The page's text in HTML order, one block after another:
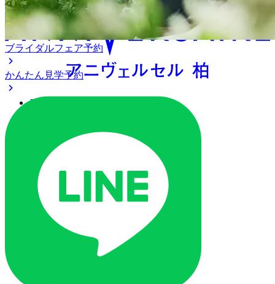
アクセス
ご列席の皆様へ
トピックス
ご予約・お問い合わせ
ブライダルフェア
ブライダルフェア一覧
ブライダルフェアの基礎知識
ブライダルフェア予約
かんたん見学予約